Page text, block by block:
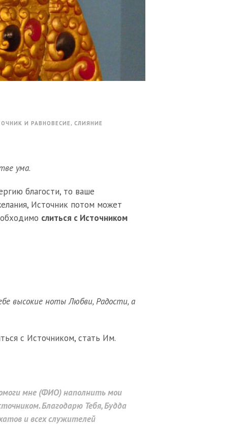
И РАВНОВЕСИЕ, СЛИЯНИЕ
ума.
благости, то ваше
Источник потом может
слиться с Источником
высокие ноты Любви, Радости, а
с Источником, стать Им.
мне (ФИО) наполнить мои
Благодарю Тебя, Будда
и всех служителей